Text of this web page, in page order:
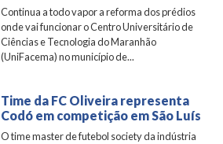
Continua a todo vapor a reforma dos prédios
onde vai funcionar o Centro Universitário de
Ciências e Tecnologia do Maranhão
(UniFacema) no município de...
Time da FC Oliveira representa
Codó em competição em São Luís
O time master de futebol society da indústria